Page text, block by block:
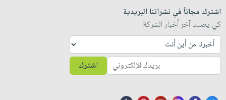
اشترك مجاناً في نشراتنا البريدية
كي يصلك آخر أخبار الشركة
اشترك